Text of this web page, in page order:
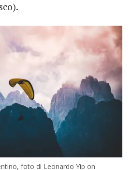
foto di Leonardo Yip on